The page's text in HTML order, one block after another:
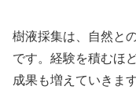
樹液採集は、自然と
です。経験を積むほ
成果も増えていきます